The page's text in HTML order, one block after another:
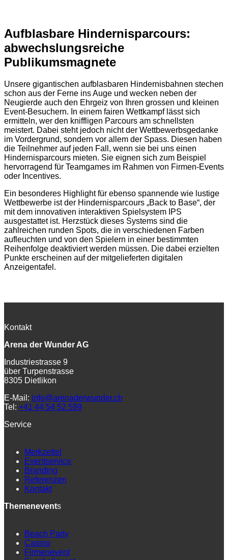
Aufblasbare Hindernisparcours:
abwechslungsreiche
Publikumsmagnete
Unsere gigantischen aufblasbaren Hindernisbahnen stechen
schon aus der Ferne ins Auge und wecken neben der
Neugierde auch den Ehrgeiz von Ihren grossen und kleinen
Event-Besuchern. In einem fairen Wettkampf lässt sich
ermitteln, wer den kniffligen Parcours am schnellsten
meistert. Dabei steht jedoch nicht der Wettbewerbsgedanke
im Vordergrund, sondern vor allem der Spass. Diesen haben
die Teilnehmer auf jeden Fall, wenn sie bei uns einen
Hindernisparcours mieten. Sie eignen sich zum Beispiel
hervorragend für Teamgames im Rahmen von Firmen-Events
oder Incentives.
Ein besonderes Highlight für ebenso spannende wie lustige
Wettbewerbe ist der Hindernisparcours „Back to Base“, der
mit dem innovativen interaktiven Spielsystem IPS
ausgestattet ist. Herzstück dieses Systems sind die
zahlreichen runden Spots, die in verschiedenen Farben
aufleuchten und von den Spielern in einer bestimmten
Reihenfolge deaktiviert werden müssen. Die dabei erzielten
Punkte erscheinen auf der mitgelieferten digitalen
Anzeigentafel.
Kontakt
Arena der Wunder AG
Industriestrasse 9
über Turpenstrasse
8305 Dietlikon
E-Mail: info@arenaderwunder.ch
Tel: +41 44 54 52 599
Service
Merkzettel
Eventservice
Branding
Referenzen
Kontakt
Themenevents
Beach Party
Casino
Firmenevent